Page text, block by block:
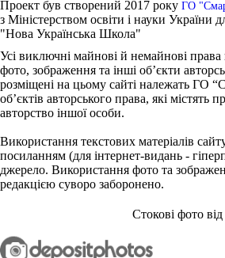
Проект був створений 2017 року ГО
з Міністерством освіти і науки України
"Нова Українська Школа"
Усі виключні майнові й немайнові права
фото, зображення та інші об’єкти
розміщені на цьому сайті належать ГО
об’єктів авторського права, які містять
авторство іншої особи.
Використання текстових матеріалів
посиланням (для інтернет-видань -
джерело. Використання фото та
редакцією суворо заборонено.
Стокові фото від